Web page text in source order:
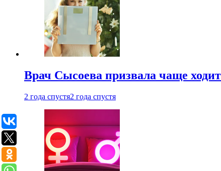
Врач Сысоева призвала чаще
2 года спустя2 года спустя